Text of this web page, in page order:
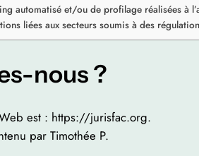
automatisé et/ou de profilage réalisées à
liées aux secteurs soumis à des
nous ?
est : https://jurisfac.org.
par Timothée P.